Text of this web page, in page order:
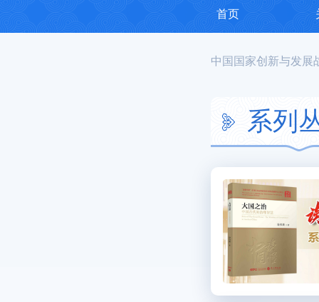
首页
中国国家创新与发展
系列